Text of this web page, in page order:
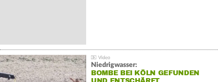
Niedrigwasser:
BOMBE BEI KÖLN GEFUNDEN